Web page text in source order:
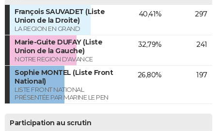
François SAUVADET (Liste
Union de la Droite)
LA REGION EN GRAND
40,41% 297
Marie-Guite DUFAY (Liste
Union de la Gauche)
NOTRE REGION D'AVANCE
32,79% 241
Sophie MONTEL (Liste Front
National)
LISTE FRONT NATIONAL
PRÉSENTÉE PAR MARINE LE PEN
26,80% 197
Participation au scrutin